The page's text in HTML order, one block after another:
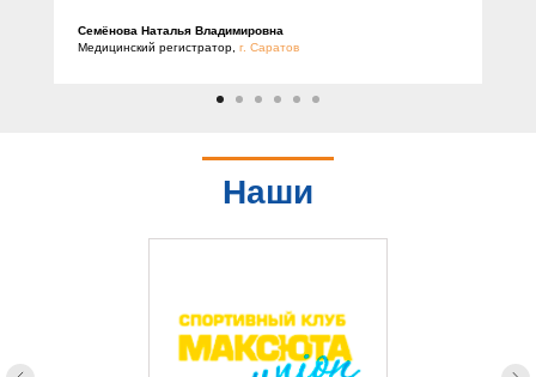
Семёнова Наталья Владимировна
Медицинский регистратор, г. Саратов
Наши